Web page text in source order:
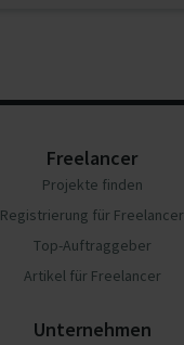
Freelancer
Projekte finden
Registrierung für Freelancer
Top-Auftraggeber
Artikel für Freelancer
Unternehmen